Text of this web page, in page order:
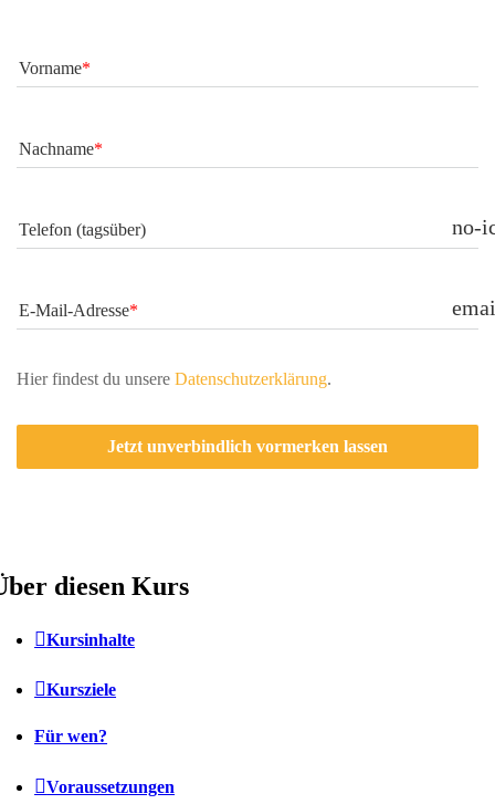
Vorname
Nachname
Telefon (tagsüber) no-
E-Mail-Adresse
Hier findest du unsere Datenschutzerklärung.
Jetzt unverbindlich vormerken lassen
diesen Kurs
Kursinhalte
Kursziele
Für wen?
Voraussetzungen